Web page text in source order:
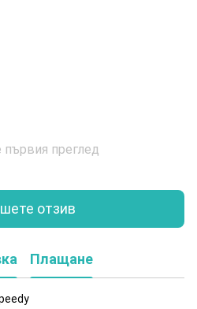
преглед
отзив
Плащане